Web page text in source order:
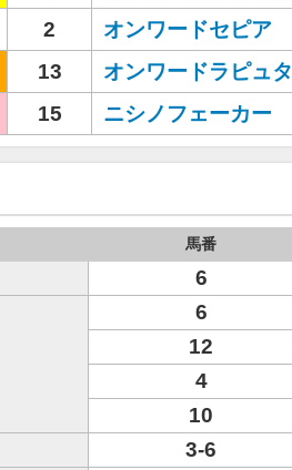
2 オンワードセピア
13 オンワードラピュタ
15 ニシノフェーカー
馬番
6
6
12
4
10
3-6